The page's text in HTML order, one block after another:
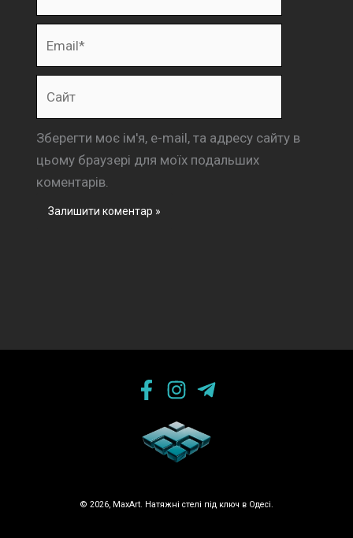
Зберегти моє ім'я, e-mail, та адресу сайту в
цьому браузері для моїх подальших
коментарів.
© 2026, MaxArt. Натяжні стелі під ключ в Одесі.